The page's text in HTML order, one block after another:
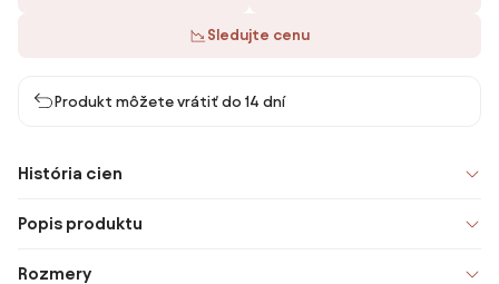
Sledujte cenu
Produkt môžete vrátiť do 14 dní
História cien
Popis produktu
Rozmery